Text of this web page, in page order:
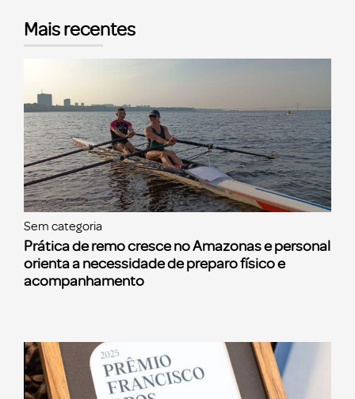
Mais recentes
Sem categoria
Prática de remo cresce no Amazonas e personal
orienta a necessidade de preparo físico e
acompanhamento